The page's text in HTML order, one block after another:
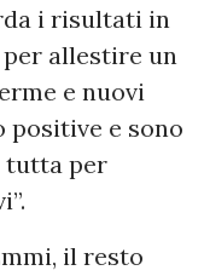
i risultati in
allestire un
e nuovi
positive e sono
tutta per
il resto